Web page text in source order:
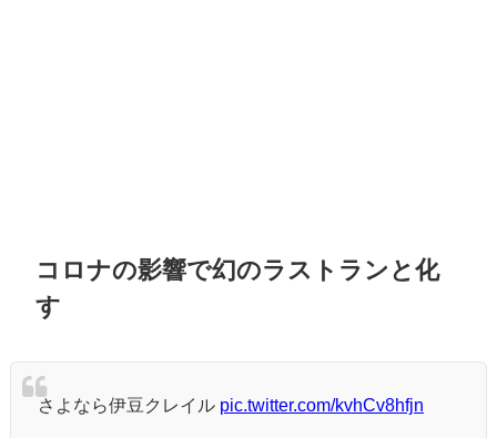
コロナの影響で幻のラストランと化
す
さよなら伊豆クレイル pic.twitter.com/kvhCv8hfjn